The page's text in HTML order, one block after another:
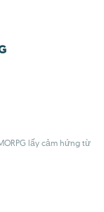
lấy cảm hứng từ